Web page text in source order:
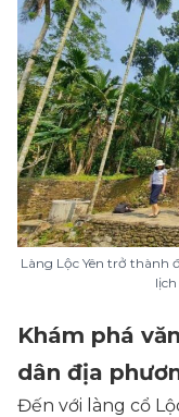
Làng Lộc Yên trở thành
Khám phá
dân địa
Đến với làng cổ